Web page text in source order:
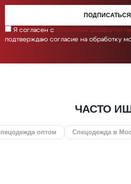
ПОДПИСАТЬСЯ
Я согласен с политикой обработки
подтверждаю согласие на обработку
ЧАСТО
Спецодежда в Москве